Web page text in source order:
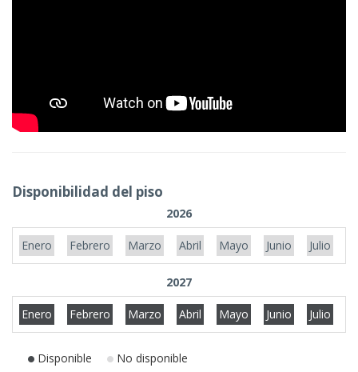
Disponibilidad del piso
2026
Enero Febrero Marzo Abril Mayo Junio Julio
2027
Enero Febrero Marzo Abril Mayo Junio Julio
Disponible No disponible